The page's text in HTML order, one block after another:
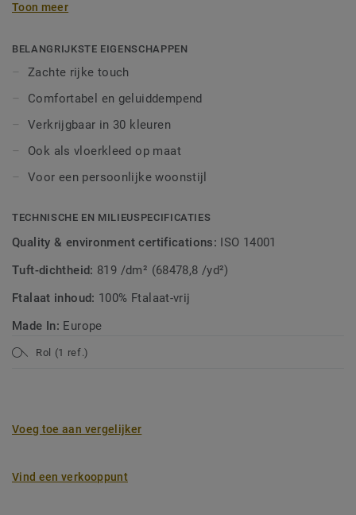
extra zacht aan. Laat je creativiteit de vrije loop en maak
Toon meer
BELANGRIJKSTE EIGENSCHAPPEN
Zachte rijke touch
Comfortabel en geluiddempend
Verkrijgbaar in 30 kleuren
Ook als vloerkleed op maat
Voor een persoonlijke woonstijl
TECHNISCHE EN MILIEUSPECIFICATIES
Quality & environment certifications: ISO 14001
Tuft-dichtheid: 819 /dm² (68478,8 /yd²)
Ftalaat inhoud: 100% Ftalaat-vrij
Made In: Europe
Rol (1 ref.)
Voeg toe aan vergelijker
Vind een verkooppunt